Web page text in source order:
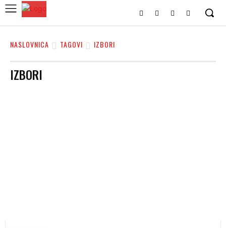
NASLOVNICA TAGOVI IZBORI
IZBORI